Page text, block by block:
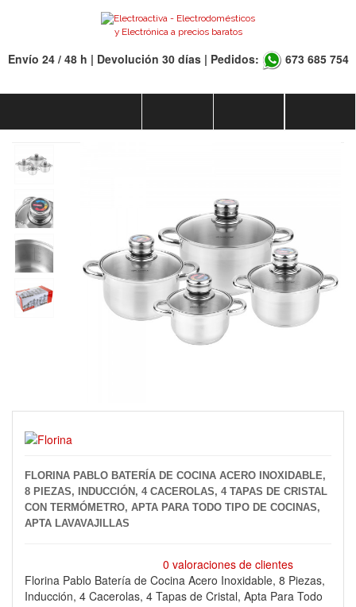
Envío 24 / 48 h | Devolución 30 días | Pedidos: 673 685 754
FLORINA PABLO BATERÍA DE COCINA ACERO INOXIDABLE,
8 PIEZAS, INDUCCIÓN, 4 CACEROLAS, 4 TAPAS DE CRISTAL
CON TERMÓMETRO, APTA PARA TODO TIPO DE COCINAS,
APTA LAVAVAJILLAS
0 valoraciones de clientes
Florina Pablo Batería de Cocina Acero Inoxidable, 8 Piezas,
Inducción, 4 Cacerolas, 4 Tapas de Cristal, Apta Para Todo